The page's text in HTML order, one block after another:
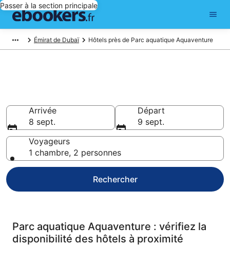
Passer à la section principale
Émirat de Dubaï Hôtels près de Parc aquatique Aquaventure
Arrivée
8 sept.
Départ
9 sept.
Voyageurs
1 chambre, 2 personnes
Rechercher
Parc aquatique Aquaventure : vérifiez la
disponibilité des hôtels à proximité